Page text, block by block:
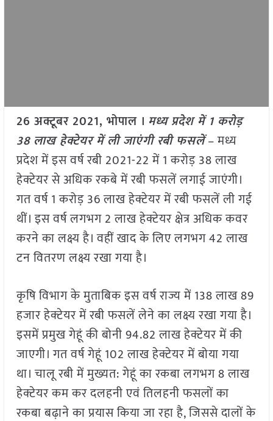
26 अक्टूबर 2021, भोपाल । मध्य प्रदेश में 1 करोड़
38 लाख हेक्टेयर में ली जाएंगी रबी फसलें– मध्य
प्रदेश में इस वर्ष रबी 2021-22 में 1 करोड़ 38 लाख
हेक्टेयर से अधिक रकबे में रबी फसलें लगाई जाएंगी।
गत वर्ष 1 करोड़ 36 लाख हेक्टेयर में रबी फसलें ली गई
थीं। इस वर्ष लगभग 2 लाख हेक्टेयर क्षेत्र अधिक कवर
करने का लक्ष्य है। वहीं खाद के लिए लगभग 42 लाख
टन वितरण लक्ष्य रखा गया है।
कृषि विभाग के मुताबिक इस वर्ष राज्य में 138 लाख 89
हजार हेक्टेयर में रबी फसलें लेने का लक्ष्य रखा गया है।
इसमें प्रमुख गेहूं की बोनी 94.82 लाख हेक्टेयर में की
जाएगी। गत वर्ष गेहूं 102 लाख हेक्टेयर में बोया गया
था। चालू रबी में मुख्यत: गेहूं का रकबा लगभग 8 लाख
हेक्टेयर कम कर दलहनी एवं तिलहनी फसलों का
रकबा बढ़ाने का प्रयास किया जा रहा है, जिससे दालों के